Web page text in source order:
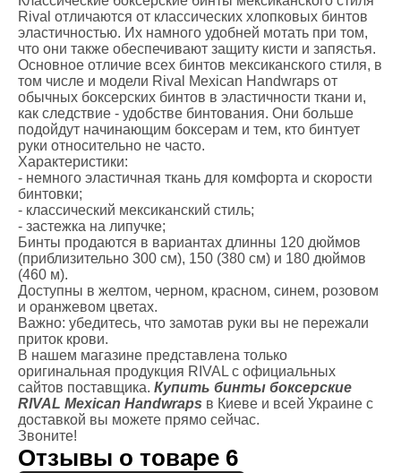
Rival отличаются от классических хлопковых бинтов
эластичностью. Их намного удобней мотать при том,
что они также обеспечивают защиту кисти и запястья.
Основное отличие всех бинтов мексиканского стиля, в
том числе и модели Rival Mexican Handwraps от
обычных боксерских бинтов в эластичности ткани и,
как следствие - удобстве бинтования. Они больше
подойдут начинающим боксерам и тем, кто бинтует
руки относительно не часто.
Характеристики:
- немного эластичная ткань для комфорта и скорости
бинтовки;
- классический мексиканский стиль;
- застежка на липучке;
Бинты продаются в вариантах длинны 120 дюймов
(приблизительно 300 см), 150 (380 см) и 180 дюймов
(460 м).
Доступны в желтом, черном, красном, синем, розовом
и оранжевом цветах.
Важно: убедитесь, что замотав руки вы не пережали
приток крови.
В нашем магазине представлена только
оригинальная продукция RIVAL с официальных
сайтов поставщика. Купить бинты боксерские
RIVAL Mexican Handwraps в Киеве и всей Украине с
доставкой вы можете прямо сейчас.
Звоните!
Отзывы о товаре 6